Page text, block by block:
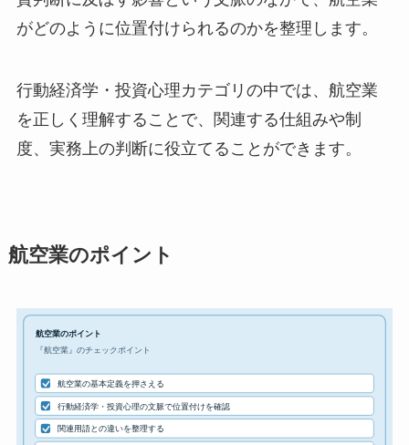
がどのように位置付けられるのかを整理します。
行動経済学・投資心理カテゴリの中では、航空業
を正しく理解することで、関連する仕組みや制
度、実務上の判断に役立てることができます。
航空業のポイント
航空業のポイント
『航空業』のチェックポイント
航空業の基本定義を押さえる
行動経済学・投資心理の文脈で位置付けを確認
関連用語との違いを整理する